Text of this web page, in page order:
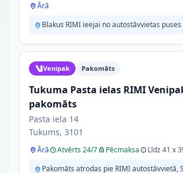
Ārā
Blakus RIMI ieejai no autostāvvietas puses
Venipak Pakomāts
Tukuma Pasta ielas RIMI
pakomāts
Pasta iela 14
Tukums, 3101
Ārā Atvērts 24/7 Pēcmaksa
Līdz 41 x
Pakomāts atrodas pie RIMI autostāvvietā,